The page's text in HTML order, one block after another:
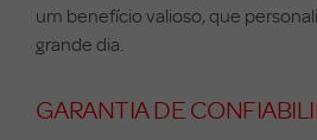
um benefício valioso, que
grande dia.
GARANTIA DE